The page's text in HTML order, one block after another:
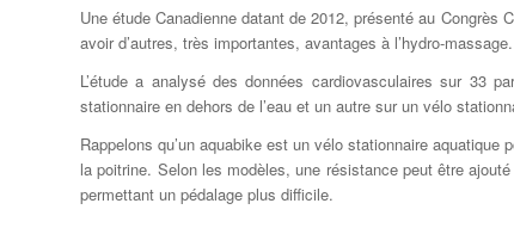
Une étude Canadienne datant de 2012, présenté au Congrès
avoir d’autres, très importantes, avantages à l’hydro-massage.
L’étude a analysé des données cardiovasculaires sur 33
stationnaire en dehors de l’eau et un autre sur un vélo
Rappelons qu’un aquabike est un vélo stationnaire aquatique
la poitrine. Selon les modèles, une résistance peut être
permettant un pédalage plus difficile.